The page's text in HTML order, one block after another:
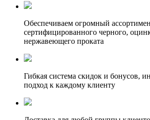
Обеспечиваем огромный
сертифицированного черного,
нержавеющего проката
Гибкая система скидок и бонусов,
подход к каждому клиенту